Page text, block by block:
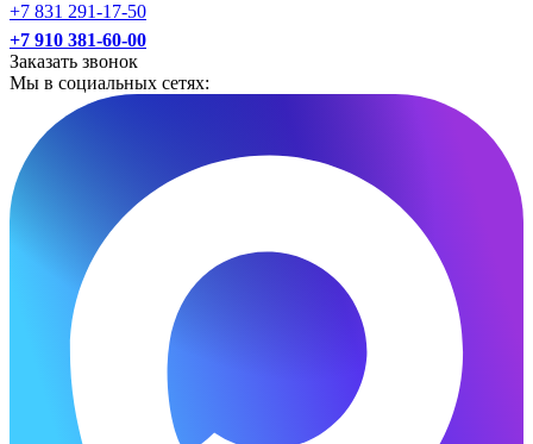
+7 831 291-17-50
+7 910 381-60-00
Заказать звонок
Мы в социальных сетях: